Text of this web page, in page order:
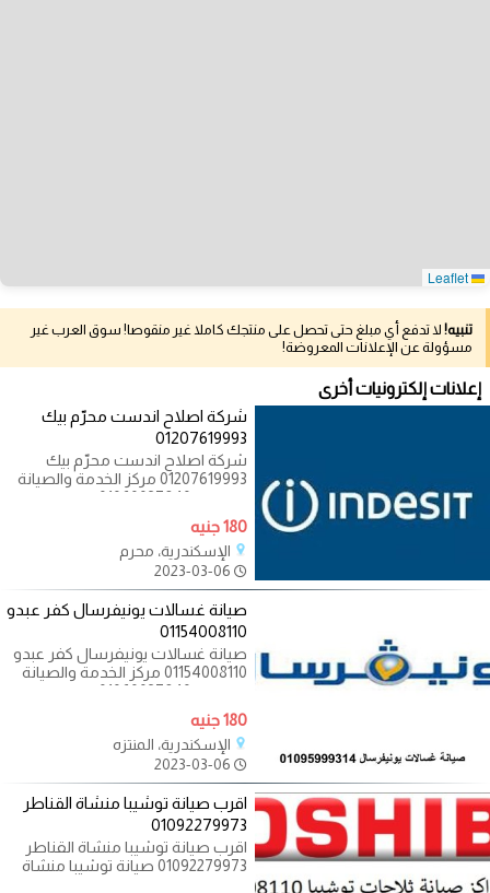
تنبيه! لا تدفع أي مبلغ حتى تحصل على منتجك كاملا غير منقوصا! سوق العرب غير
مسؤولة عن الإعلانات المعروضة!
إعلانات إلكترونيات أخرى
شركة اصلاح اندست محرّم بيك
01207619993
شركة اصلاح اندست محرّم بيك
01207619993 مركز الخدمة والصيانة
01092279973
180 جنيه
الإسكندرية، محرم
صيانة غسالات يونيفرسال كفر عبدو
01154008110
صيانة غسالات يونيفرسال كفر عبدو
01154008110 مركز الخدمة والصيانة
01023140280 _ 01092279973
180 جنيه
الإسكندرية، المنتزه
اقرب صيانة توشيبا منشاة القناطر
01092279973
اقرب صيانة توشيبا منشاة القناطر
01092279973 صيانة توشيبا منشاة